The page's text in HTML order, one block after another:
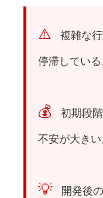
⚠️ 複雑な
停滞している
💰 初期段
不安が大きい
💡 開発後